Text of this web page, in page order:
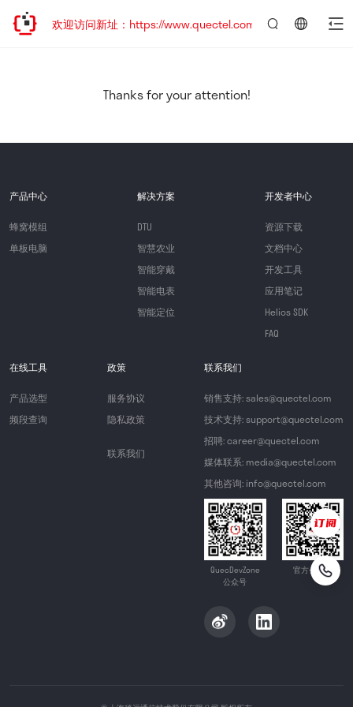
已迁移，欢迎访问新址：https://www.quectel.com.cn
Thanks for your attention!
产品中心
蜂窝模组
单板电脑
解决方案
DTU
智慧农业
智能穿戴
智能电表
智能定位
开发者中心
资源下载
文档中心
开发工具
应用笔记
Helios SDK
FAQ
在线工具
产品选型
频段查询
政策
服务协议
隐私政策
联系我们
联系我们
销售支持: sales@quectel.com
技术支持: support@quectel.com
招聘: career@quectel.com
媒体联系: media@quectel.com
其他咨询: info@quectel.com
QuecDevZone
公众号
官方公众号